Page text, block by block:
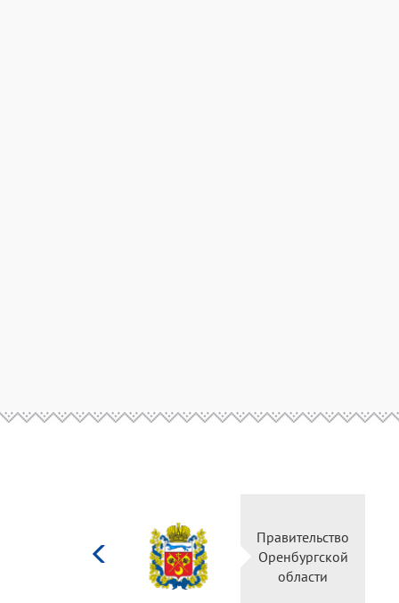
Правительство
Оренбургской
области